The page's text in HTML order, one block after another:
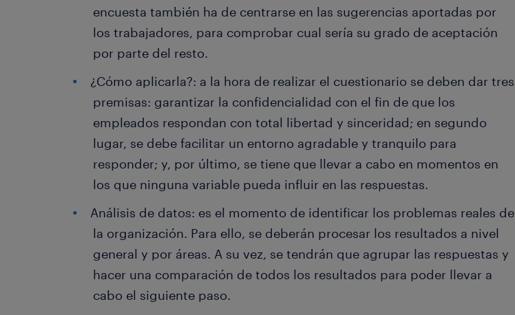
encuesta también ha de centrarse en las sugerencias aportadas por
los trabajadores, para comprobar cual sería su grado de aceptación
por parte del resto.
¿Cómo aplicarla?: a la hora de realizar el cuestionario se deben dar tres
premisas: garantizar la confidencialidad con el fin de que los
empleados respondan con total libertad y sinceridad; en segundo
lugar, se debe facilitar un entorno agradable y tranquilo para
responder; y, por último, se tiene que llevar a cabo en momentos en
los que ninguna variable pueda influir en las respuestas.
Análisis de datos: es el momento de identificar los problemas reales de
la organización. Para ello, se deberán procesar los resultados a nivel
general y por áreas. A su vez, se tendrán que agrupar las respuestas y
hacer una comparación de todos los resultados para poder llevar a
cabo el siguiente paso.